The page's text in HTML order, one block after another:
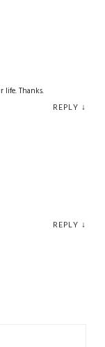
life. Thanks.
REPLY ↓
REPLY ↓